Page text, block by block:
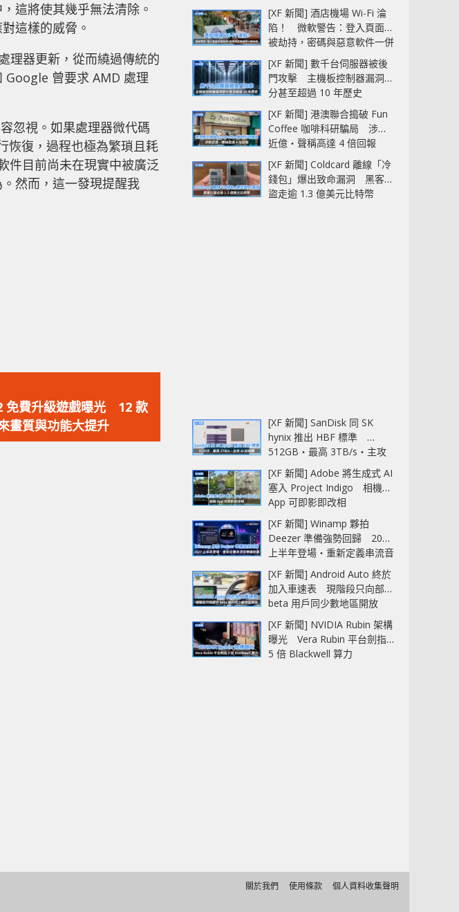
這將使其幾乎無法清除。
這樣的威脅。
理器更新，從而繞過傳統的
Google 曾要求 AMD 處理
忽視。如果處理器微代碼
恢復，過程也極為繁瑣且耗
件目前尚未在現實中被廣泛
然而，這一發現提醒我
一
篇
文
免費升級遊戲曝光 12 款
畫質與功能大提升
[XF 新聞] 酒店機場 Wi-Fi 淪
陷！ 微軟警告：登入頁面可
被劫持，密碼與惡意軟件一併
中招
[XF 新聞] 數千台伺服器被後
門攻擊 主機板控制器漏洞部
分甚至超過 10 年歷史
[XF 新聞] 港澳聯合搗破 Fun
Coffee 咖啡科研騙局 涉款
近億‧聲稱高達 4 倍回報
[XF 新聞] Coldcard 離線「冷
錢包」爆出致命漏洞 黑客已
盜走逾 1.3 億美元比特幣
[XF 新聞] SanDisk 同 SK
hynix 推出 HBF 標準
512GB‧最高 3TB/s‧主攻
AI 記憶體
[XF 新聞] Adobe 將生成式 AI
塞入 Project Indigo 相機
App 可即影即改相
[XF 新聞] Winamp 夥拍
Deezer 準備強勢回歸 2027
上半年登場‧重新定義串流音
樂播放器
[XF 新聞] Android Auto 終於
加入車速表 現階段只向部分
beta 用戶同少數地區開放
[XF 新聞] NVIDIA Rubin 架構
曝光 Vera Rubin 平台劍指
5 倍 Blackwell 算力
關於我們 使用條款 個人資料收集聲明